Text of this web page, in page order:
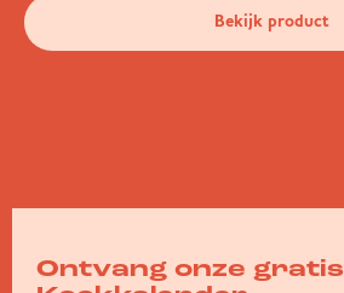
Bekijk product
Ontvang onze gratis